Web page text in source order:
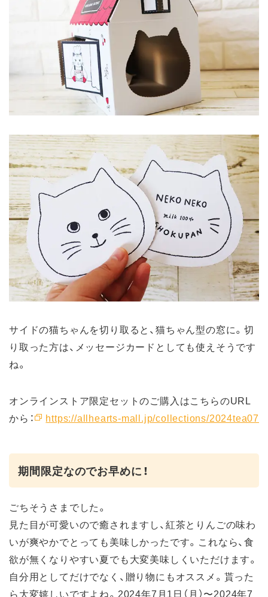
サイドの猫ちゃんを切り取ると、猫ちゃん型の窓に。切
り取った方は、メッセージカードとしても使えそうです
ね。
オンラインストア限定セットのご購入はこちらのURL
から：
https://allhearts-mall.jp/collections/2024tea07
期間限定なのでお早めに！
ごちそうさまでした。
見た目が可愛いので癒されますし、紅茶とりんごの味わ
いが爽やかでとっても美味しかったです。これなら、食
欲が無くなりやすい夏でも大変美味しくいただけます。
自分用としてだけでなく、贈り物にもオススメ。貰った
ら大変嬉しいですよね。2024年7月1⽇（月）〜2024年7